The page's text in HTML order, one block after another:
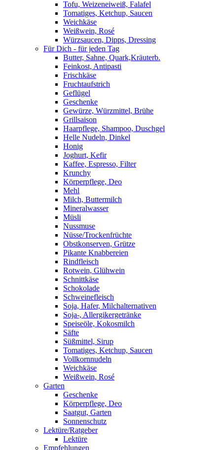
Tofu, Weizeneiweiß, Falafel
Tomatiges, Ketchup, Saucen
Weichkäse
Weißwein, Rosé
Würzsaucen, Dipps, Dressing
Für Dich - für jeden Tag
Butter, Sahne, Quark,Kräuterb.
Feinkost, Antipasti
Frischkäse
Fruchtaufstrich
Geflügel
Geschenke
Gewürze, Würzmittel, Brühe
Grillsaison
Haarpflege, Shampoo, Duschgel
Helle Nudeln, Dinkel
Honig
Joghurt, Kefir
Kaffee, Espresso, Filter
Krunchy
Körperpflege, Deo
Mehl
Milch, Buttermilch
Mineralwasser
Müsli
Nussmuse
Nüsse/Trockenfrüchte
Obstkonserven, Grütze
Pikante Knabbereien
Rindfleisch
Rotwein, Glühwein
Schnittkäse
Schokolade
Schweinefleisch
Soja, Hafer, Milchalternativen
Soja-, Allergikergetränke
Speiseöle, Kokosmilch
Säfte
Süßmittel, Sirup
Tomatiges, Ketchup, Saucen
Vollkornnudeln
Weichkäse
Weißwein, Rosé
Garten
Geschenke
Körperpflege, Deo
Saatgut, Garten
Sonnenschutz
Lektüre/Ratgeber
Lektüre
Empfehlungen